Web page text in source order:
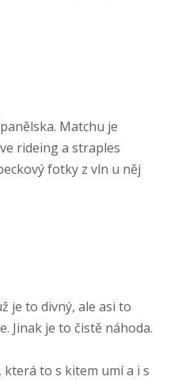
Matchu je
rideing a straples
fotky z vln u něj
je to divný, ale asi to
Jinak je to čistě náhoda.
která to s kitem umí a i s